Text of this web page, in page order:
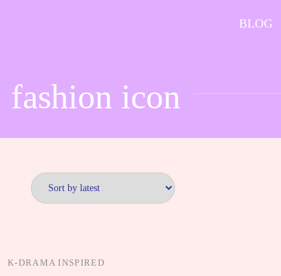
BLOG
fashion icon
K-DRAMA INSPIRED